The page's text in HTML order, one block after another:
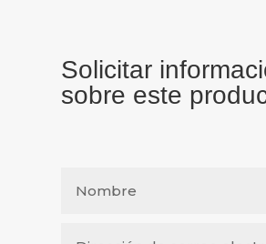
Solicitar
sobre este